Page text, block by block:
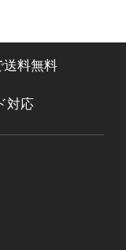
送料無料
対応